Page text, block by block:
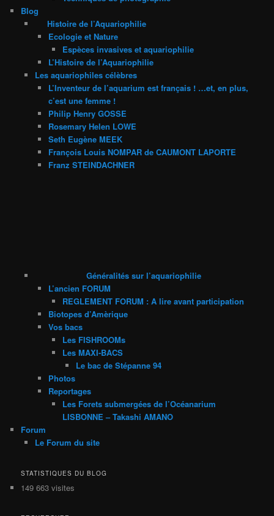
Blog
Histoire de l’Aquariophilie
Ecologie et Nature
Espèces invasives et aquariophilie
L’Histoire de l’Aquariophilie
Les aquariophiles célèbres
L’Inventeur de l’aquarium est français ! …et, en plus,
c’est une femme !
Philip Henry GOSSE
Rosemary Helen LOWE
Seth Eugène MEEK
François Louis NOMPAR de CAUMONT LAPORTE
Franz STEINDACHNER
Généralités sur l’aquariophilie
L’ancien FORUM
REGLEMENT FORUM : A lire avant participation
Biotopes d’Amèrique
Vos bacs
Les FISHROOMs
Les MAXI-BACS
Le bac de Stépanne 94
Photos
Reportages
Les Forets submergées de l’Océanarium
LISBONNE – Takashi AMANO
Forum
Le Forum du site
STATISTIQUES DU BLOG
149 663 visites